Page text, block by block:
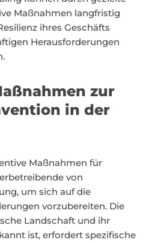
Maßnahmen langfristig
ihres Geschäfts
Herausforderungen
zur
in der
Maßnahmen für
von
um sich auf die
vorzubereiten. Die
Landschaft und ihr
ist, erfordert spezifische